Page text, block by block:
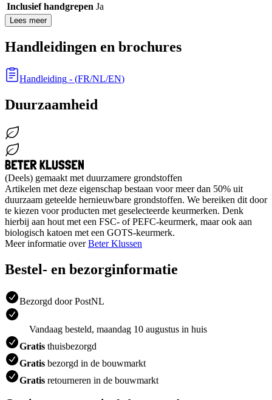
Inclusief handgrepen Ja
Lees meer
Handleidingen en brochures
Handleiding - (FR/NL/EN)
Duurzaamheid
(Deels) gemaakt met duurzamere grondstoffen
Artikelen met deze eigenschap bestaan voor meer dan 50% uit
duurzaam geteelde hernieuwbare grondstoffen. We bereiken dit door
te kiezen voor producten met geselecteerde keurmerken. Denk
hierbij aan hout met een FSC- of PEFC-keurmerk, maar ook aan
biologisch katoen met een GOTS-keurmerk.
Meer informatie overBeter Klussen
Bestel- en bezorginformatie
Bezorgd door PostNL
Vandaag besteld, maandag 10 augustus in huis
Gratis thuisbezorgd
Gratis bezorgd in de bouwmarkt
Gratis retourneren in de bouwmarkt